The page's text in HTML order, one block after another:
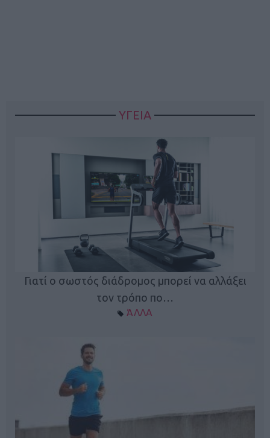
ΥΓΕΙΑ
Γιατί ο σωστός διάδρομος μπορεί να αλλάξει
τον τρόπο πο…
ΆΛΛΑ